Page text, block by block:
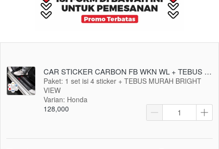
CAR STICKER CARBON FB WKN WL + TEBUS MURAH BRIGHT VIEW
Paket: 1 set isi 4 sticker + TEBUS MURAH BRIGHT
VIEW
Varian: Honda
128,000